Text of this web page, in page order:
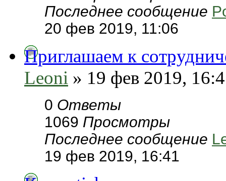
Последнее сообщение
20 фев 2019, 11:06
Приглашаем к
Leoni » 19 фев 2019,
0 Ответы
1069 Просмотры
Последнее сообщение
19 фев 2019, 16:41